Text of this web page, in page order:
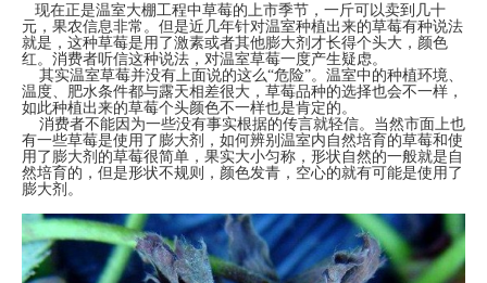
现在正是温室大棚工程中草莓的上市季节，一斤可以卖到几十
元，果农信息非常。但是近几年针对温室种植出来的草莓有种说法
就是，这种草莓是用了激素或者其他膨大剂才长得个头大，颜色
红。消费者听信这种说法，对温室草莓一度产生疑虑。
其实温室草莓并没有上面说的这么“危险”。温室中的种植环境、
温度、肥水条件都与露天相差很大，草莓品种的选择也会不一样，
如此种植出来的草莓个头颜色不一样也是肯定的。
消费者不能因为一些没有事实根据的传言就轻信。当然市面上也
有一些草莓是使用了膨大剂，如何辨别温室内自然培育的草莓和使
用了膨大剂的草莓很简单，果实大小匀称，形状自然的一般就是自
然培育的，但是形状不规则，颜色发青，空心的就有可能是使用了
膨大剂。